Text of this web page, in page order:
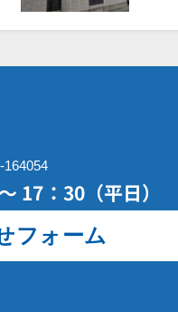
164054
17：30（平日）
フォーム